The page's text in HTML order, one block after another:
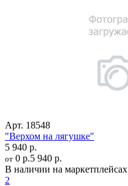
Арт. 18548
"Верхом на лягушке"
5 940 р.
от 0 р.5 940 р.
В наличии на маркетплейсах
2